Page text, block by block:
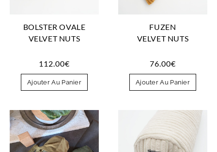
BOLSTER OVALE
VELVET NUTS
112.00€
Ajouter Au Panier
FUZEN
VELVET NUTS
76.00€
Ajouter Au Panier